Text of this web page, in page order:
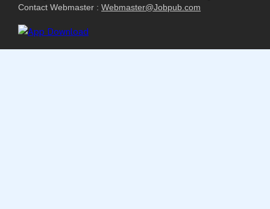
Contact Webmaster : Webmaster@Jobpub.com